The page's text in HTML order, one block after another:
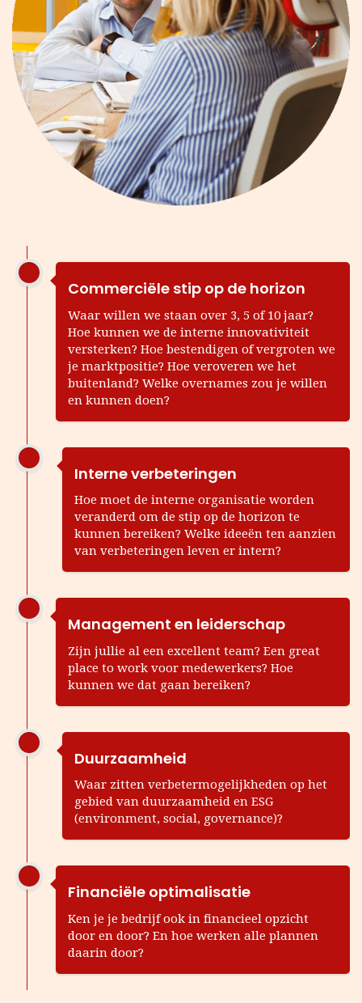
Commerciële stip op de horizon
Waar willen we staan over 3, 5 of 10 jaar?
Hoe kunnen we de interne innovativiteit
versterken? Hoe bestendigen of vergroten we
je marktpositie? Hoe veroveren we het
buitenland? Welke overnames zou je willen
en kunnen doen?
Interne verbeteringen
Hoe moet de interne organisatie worden
veranderd om de stip op de horizon te
kunnen bereiken? Welke ideeën ten aanzien
van verbeteringen leven er intern?
Management en leiderschap
Zijn jullie al een excellent team? Een great
place to work voor medewerkers? Hoe
kunnen we dat gaan bereiken?
Duurzaamheid
Waar zitten verbetermogelijkheden op het
gebied van duurzaamheid en ESG
(environment, social, governance)?
Financiële optimalisatie
Ken je je bedrijf ook in financieel opzicht
door en door? En hoe werken alle plannen
daarin door?